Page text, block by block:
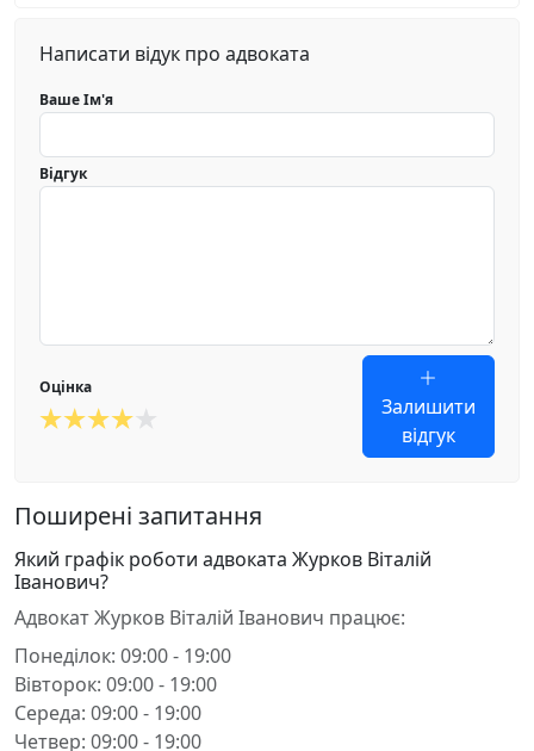
Написати відук про адвоката
Ваше Ім'я
Відгук
Оцінка
Залишити
відгук
Поширені запитання
Який графік роботи адвоката Журков Віталій
Іванович?
Адвокат Журков Віталій Іванович працює:
Понеділок: 09:00 - 19:00
Вівторок: 09:00 - 19:00
Середа: 09:00 - 19:00
Четвер: 09:00 - 19:00